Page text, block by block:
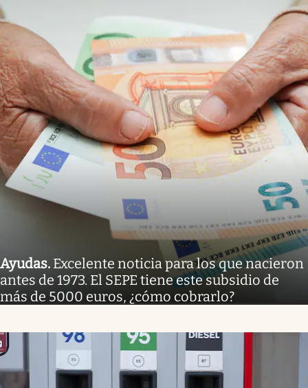
Ayudas. Excelente noticia para los que nacieron
antes de 1973. El SEPE tiene este subsidio de
más de 5000 euros, ¿cómo cobrarlo?